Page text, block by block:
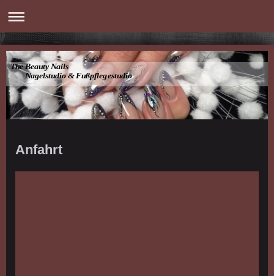
The Beauty Nails
Nagelstudio & Fußpflegestudio
Anfahrt